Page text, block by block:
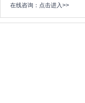
在线咨询： 点击进入>>